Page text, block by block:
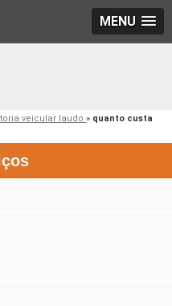
MENU
veicular laudo» quanto custa